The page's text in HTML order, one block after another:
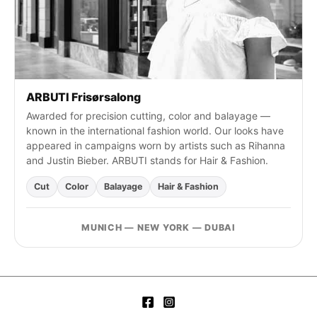
ARBUTI Frisørsalong
Awarded for precision cutting, color and balayage —
known in the international fashion world. Our looks have
appeared in campaigns worn by artists such as Rihanna
and Justin Bieber. ARBUTI stands for Hair & Fashion.
Cut Color Balayage Hair & Fashion
MUNICH — NEW YORK — DUBAI